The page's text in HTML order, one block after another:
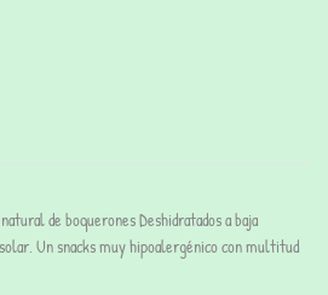
de boquerones Deshidratados a baja
Un snacks muy hipoalergénico con multitud